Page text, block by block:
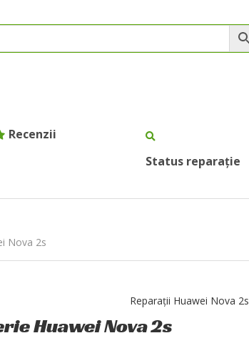
Recenzii
Status reparație
Nova 2s
Reparații Huawei Nova 2s
Huawei Nova 2s